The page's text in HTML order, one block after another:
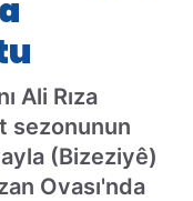
Ali Rıza
sezonunun
(Bizeziyê)
Ovası'nda